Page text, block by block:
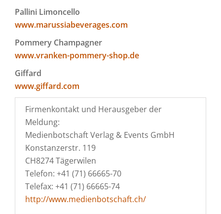
Pallini Limoncello
www.marussiabeverages.com
Pommery Champagner
www.vranken-pommery-shop.de
Giffard
www.giffard.com
Firmenkontakt und Herausgeber der
Meldung:
Medienbotschaft Verlag & Events GmbH
Konstanzerstr. 119
CH8274 Tägerwilen
Telefon: +41 (71) 66665-70
Telefax: +41 (71) 66665-74
http://www.medienbotschaft.ch/